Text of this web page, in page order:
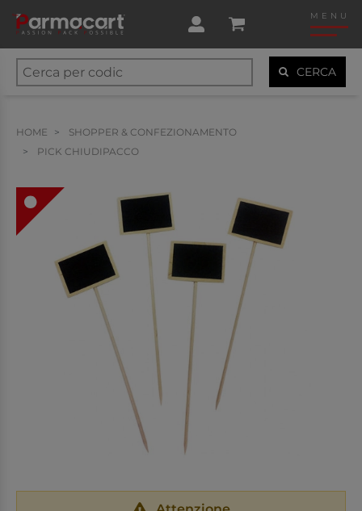
MENU
CERCA
HOME
SHOPPER & CONFEZIONAMENTO
PICK CHIUDIPACCO